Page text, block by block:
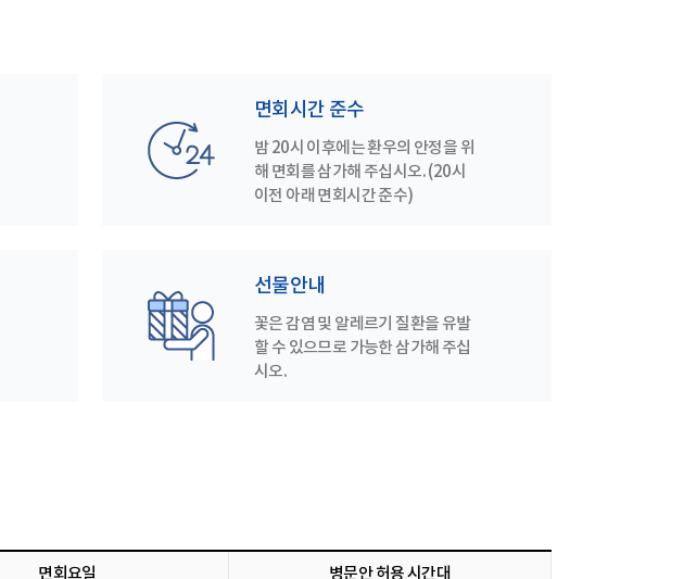
면회시간 준수
밤 20시 이후에는 환우의 안정을 위
해 면회를 삼가해 주십시오. (20시
이전 아래 면회시간 준수)
선물안내
꽃은 감염 및 알레르기 질환을 유발
할 수 있으므로 가능한 삼가해 주십
시오.
면회요일 병문안 허용 시간대